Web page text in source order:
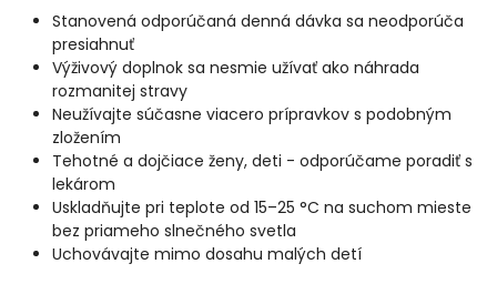
Stanovená odporúčaná denná dávka sa neodporúča
presiahnuť
Výživový doplnok sa nesmie užívať ako náhrada
rozmanitej stravy
Neužívajte súčasne viacero prípravkov s podobným
zložením
Tehotné a dojčiace ženy, deti - odporúčame poradiť s
lekárom
Uskladňujte pri teplote od 15–25 °C na suchom mieste
bez priameho slnečného svetla
Uchovávajte mimo dosahu malých detí